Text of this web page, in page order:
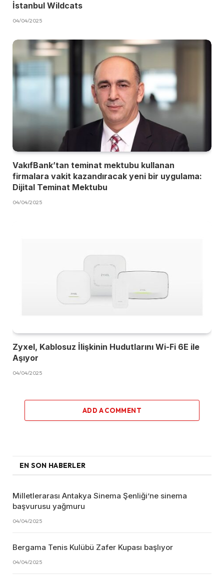
İstanbul Wildcats
04/04/2025
VakıfBank’tan teminat mektubu kullanan
firmalara vakit kazandıracak yeni bir uygulama:
Dijital Teminat Mektubu
04/04/2025
Zyxel, Kablosuz İlişkinin Hudutlarını Wi-Fi 6E ile
Aşıyor
04/04/2025
ADD A COMMENT
EN SON HABERLER
Milletlerarası Antakya Sinema Şenliği’ne sinema
başvurusu yağmuru
04/04/2025
Bergama Tenis Kulübü Zafer Kupası başlıyor
04/04/2025